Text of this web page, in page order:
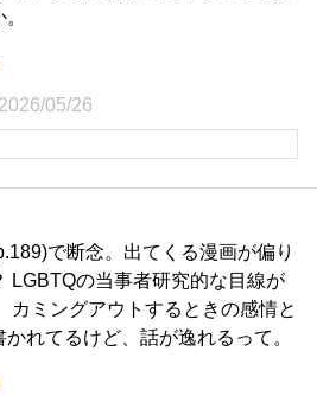
2026/05/26
で断念。出てくる漫画が偏り
LGBTQの当事者研究的な目線が
カミングアウトするときの感情と
れてるけど、話が逸れるって。